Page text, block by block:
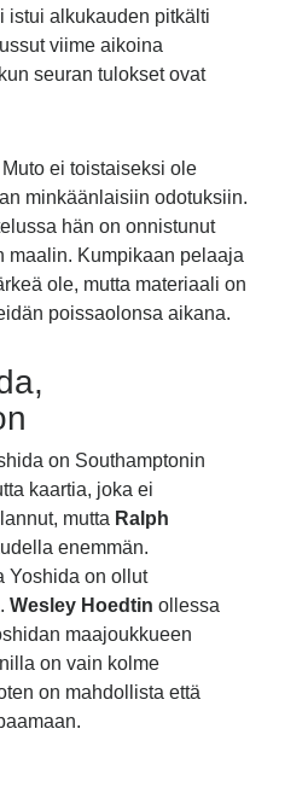
istui alkukauden pitkälti
viime aikoina
seuran tulokset ovat
ei toistaiseksi ole
minkäänlaisiin odotuksiin.
hän on onnistunut
maalin. Kumpikaan pelaaja
ole, mutta materiaali on
poissaolonsa aikana.
on Southamptonin
kaartia, joka ei
mutta Ralph
enemmän.
Yoshida on ollut
Wesley Hoedtin ollessa
maajoukkueen
on vain kolme
on mahdollista että